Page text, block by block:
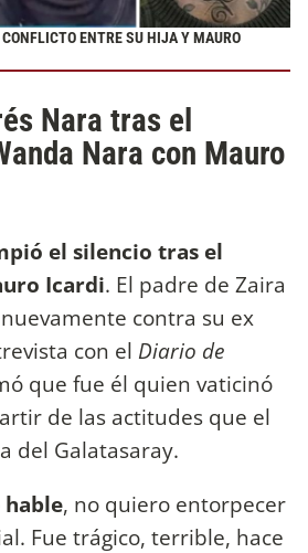
ENTRE SU HIJA Y MAURO
Nara tras el
Nara con Mauro
el silencio tras el
Icardi. El padre de Zaira
contra su ex
con el Diario de
que fue él quien vaticinó
de las actitudes que el
del Galatasaray.
, no quiero entorpecer
Fue trágico, terrible, hace